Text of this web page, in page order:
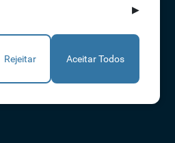
▶
Rejeitar Aceitar Todos